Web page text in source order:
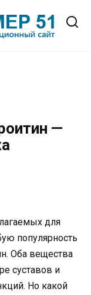
—
для
популярность
Оба вещества
суставов и
Но какой